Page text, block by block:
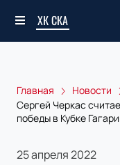
ХК СКА
Главная
Новости
Сергей Черкас
победы в Кубке
25 апреля 2022